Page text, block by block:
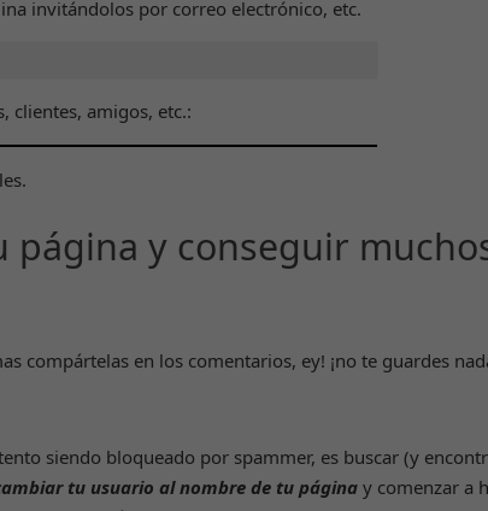
invitándolos por correo electrónico, etc.
clientes, amigos, etc.:
página y conseguir
compártelas en los comentarios, ey! ¡no te guardes
siendo bloqueado por spammer, es buscar (y
tu usuario al nombre de tu página y comenzar a
mejorar la
Experiencia
Para que
durante tu
algunas
funcionalidades